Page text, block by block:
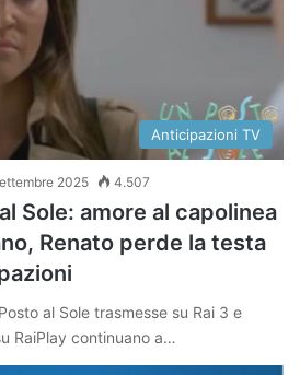
Anticipazioni TV
2025 4.507
Sole: amore al capolinea
Renato perde la testa
al Sole trasmesse su Rai 3 e
RaiPlay continuano a…